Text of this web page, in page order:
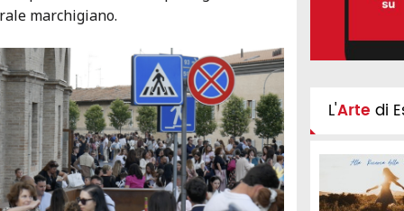
marchigiano.
L'Arte di